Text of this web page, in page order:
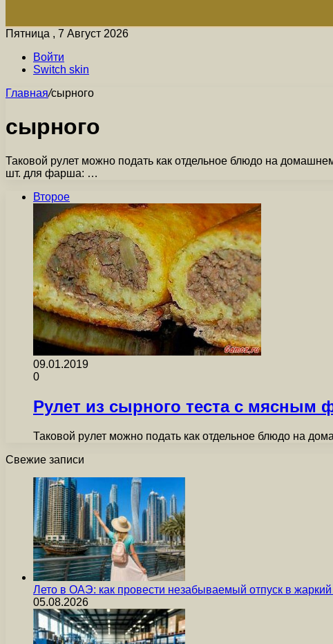
Пятница , 7 Август 2026
Войти
Switch skin
Главная/сырного
сырного
Таковой рулет можно подать как отдельное блюдо на
шт. для фарша: …
Второе
09.01.2019
0
Рулет из сырного теста с мясным
Таковой рулет можно подать как отдельное блюдо на
Свежие записи
Лето в ОАЭ: как провести незабываемый отпуск в жаркий
05.08.2026